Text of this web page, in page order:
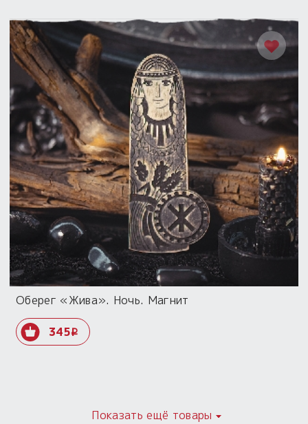
Оберег «Жива». Ночь. Магнит
345i
Показать ещё товары